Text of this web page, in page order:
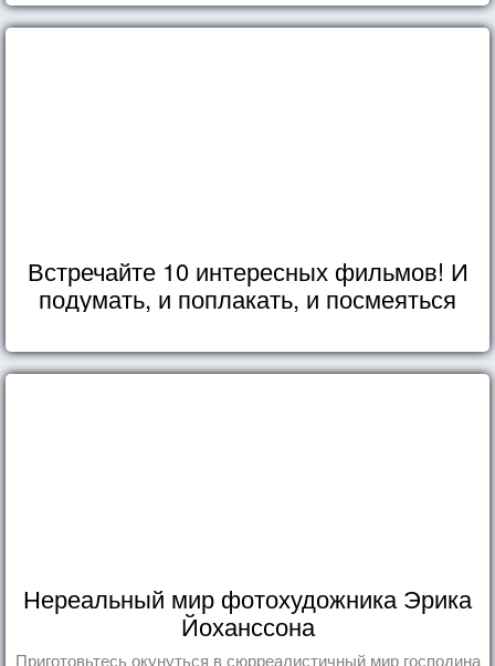
Встречайте 10 интересных фильмов! И
подумать, и поплакать, и посмеяться
Нереальный мир фотохудожника Эрика
Йоханссона
Приготовьтесь окунуться в сюрреалистичный мир господина